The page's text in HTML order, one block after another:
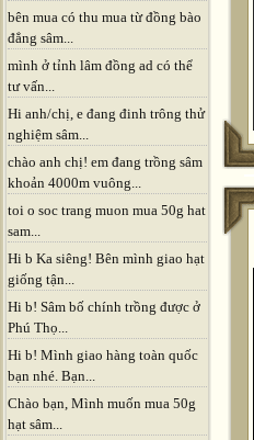
bên mua có thu mua từ đồng bào
đẳng sâm...
mình ở tỉnh lâm đồng ad có thể
tư vấn...
Hi anh/chị, e đang đinh trông thử
nghiệm sâm...
chào anh chị! em đang trồng sâm
khoản 4000m vuông...
toi o soc trang muon mua 50g hat
sam...
Hi b Ka siêng! Bên mình giao hạt
giống tận...
Hi b! Sâm bố chính trồng được ở
Phú Thọ...
Hi b! Mình giao hàng toàn quốc
bạn nhé. Bạn...
Chào bạn, Mình muốn mua 50g
hạt sâm...